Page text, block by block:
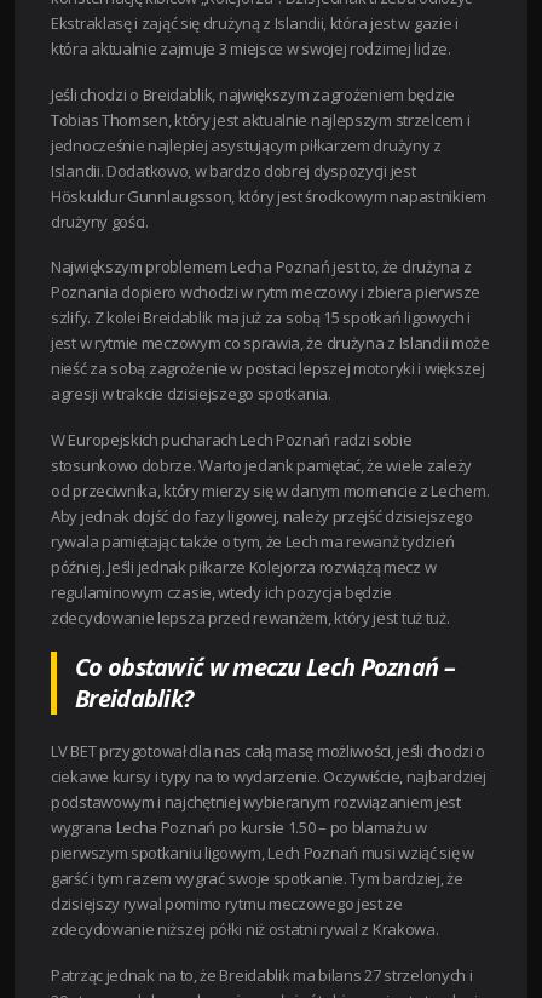
Ekstraklasę i zająć się drużyną z Islandii, która jest w gazie i
która aktualnie zajmuje 3 miejsce w swojej rodzimej lidze.
Jeśli chodzi o Breidablik, największym zagrożeniem będzie
Tobias Thomsen, który jest aktualnie najlepszym strzelcem i
jednocześnie najlepiej asystującym piłkarzem drużyny z
Islandii. Dodatkowo, w bardzo dobrej dyspozycji jest
Höskuldur Gunnlaugsson, który jest środkowym napastnikiem
drużyny gości.
Największym problemem Lecha Poznań jest to, że drużyna z
Poznania dopiero wchodzi w rytm meczowy i zbiera pierwsze
szlify. Z kolei Breidablik ma już za sobą 15 spotkań ligowych i
jest w rytmie meczowym co sprawia, że drużyna z Islandii może
nieść za sobą zagrożenie w postaci lepszej motoryki i większej
agresji w trakcie dzisiejszego spotkania.
W Europejskich pucharach Lech Poznań radzi sobie
stosunkowo dobrze. Warto jedank pamiętać, że wiele zależy
od przeciwnika, który mierzy się w danym momencie z Lechem.
Aby jednak dojść do fazy ligowej, należy przejść dzisiejszego
rywala pamiętając także o tym, że Lech ma rewanż tydzień
później. Jeśli jednak piłkarze Kolejorza rozwiążą mecz w
regulaminowym czasie, wtedy ich pozycja będzie
zdecydowanie lepsza przed rewanżem, który jest tuż tuż.
Co obstawić w meczu Lech Poznań –
Breidablik?
LV BET przygotował dla nas całą masę możliwości, jeśli chodzi o
ciekawe kursy i typy na to wydarzenie. Oczywiście, najbardziej
podstawowym i najchętniej wybieranym rozwiązaniem jest
wygrana Lecha Poznań po kursie 1.50 – po blamażu w
pierwszym spotkaniu ligowym, Lech Poznań musi wziąć się w
garść i tym razem wygrać swoje spotkanie. Tym bardziej, że
dzisiejszy rywal pomimo rytmu meczowego jest ze
zdecydowanie niższej półki niż ostatni rywal z Krakowa.
Patrząc jednak na to, że Breidablik ma bilans 27 strzelonych i